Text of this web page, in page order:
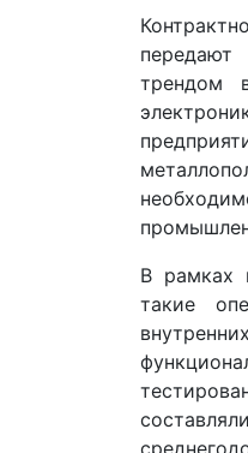
передают
трендом
В рамках
такие